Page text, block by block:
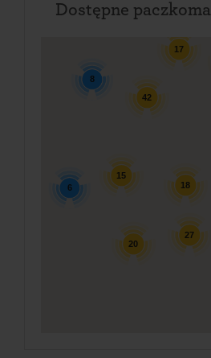
Dostępne
18
42
27
15
20
8
17
6